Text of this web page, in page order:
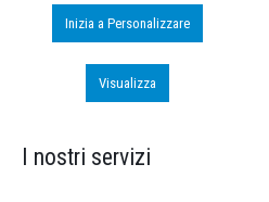
Inizia a Personalizzare
Visualizza
I nostri servizi